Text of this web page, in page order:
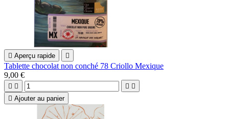
 Aperçu rapide 
Tablette chocolat non conché 78 Criollo Mexique
9,00 €
   
 Ajouter au panier